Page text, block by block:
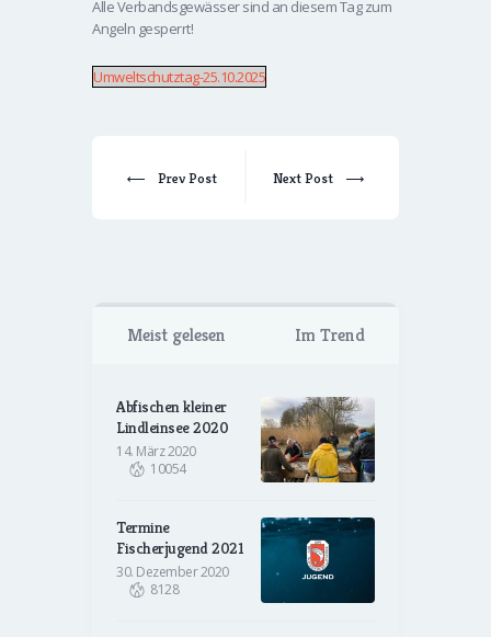
Alle Verbandsgewässer sind an diesem Tag zum
Angeln gesperrt!
Umweltschutztag-25.10.2025
Prev Post Next Post
Meist gelesen Im Trend
Abfischen kleiner
Lindleinsee 2020
14. März 2020
10054
Termine
Fischerjugend 2021
30. Dezember 2020
8128